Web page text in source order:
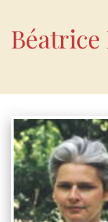
Béatrice